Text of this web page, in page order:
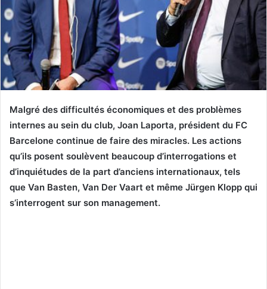
Malgré des difficultés économiques et des problèmes
internes au sein du club, Joan Laporta, président du FC
Barcelone continue de faire des miracles. Les actions
qu’ils posent soulèvent beaucoup d’interrogations et
d’inquiétudes de la part d’anciens internationaux, tels
que Van Basten, Van Der Vaart et même Jürgen Klopp qui
s’interrogent sur son management.